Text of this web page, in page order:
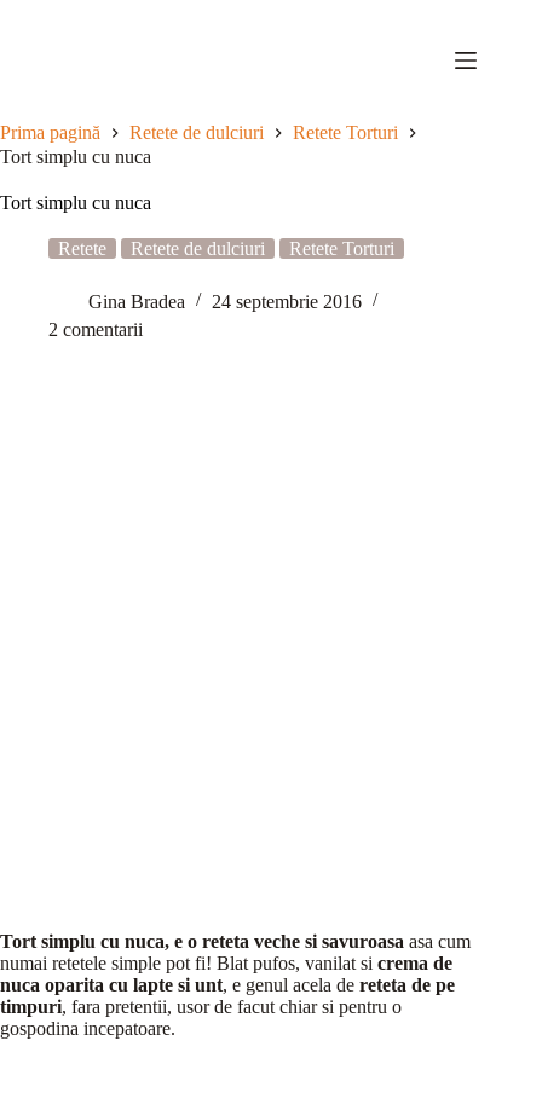
Prima pagină Retete de dulciuri
Retete Torturi
Tort simplu cu nuca
Tort simplu cu nuca
Retete Retete de dulciuri Retete Torturi
Gina Bradea
24 septembrie 2016
2 comentarii
Tort simplu cu nuca, e o reteta veche si savuroasa asa cum
numai retetele simple pot fi! Blat pufos, vanilat si crema de
nuca oparita cu lapte si unt, e genul acela de reteta de pe
timpuri, fara pretentii, usor de facut chiar si pentru o
gospodina incepatoare.